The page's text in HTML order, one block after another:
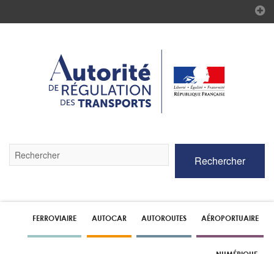
par
pour
recherche
Rechercher
FERROVIAIRE AUTOCAR AUTOROUTES AÉROPORTUAIRE